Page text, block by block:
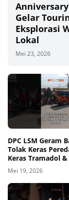
Gelar
Eksplorasi
Lokal
Mei 23, 2026
DPC LSM Geram
Tolak Keras
Keras Tramadol
Tangerang
Mei 19, 2026